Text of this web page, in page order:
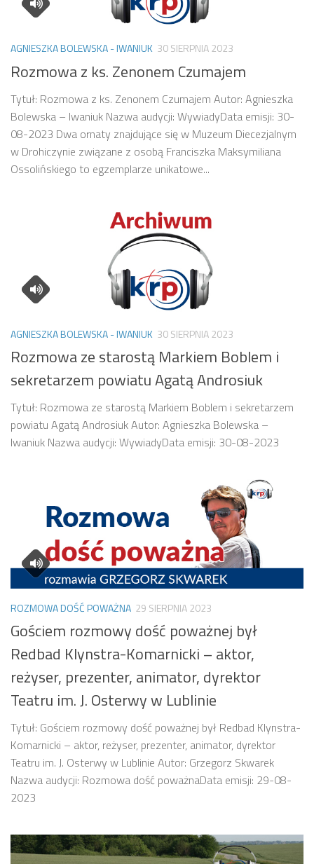
AGNIESZKA BOLEWSKA - IWANIUK 30 SIERPNIA 2023
Rozmowa z ks. Zenonem Czumajem
Tytuł: Rozmowa z ks. Zenonem Czumajem Autor: Agnieszka
Bolewska – Iwaniuk Nazwa audycji: WywiadyData emisji: 30-
08-2023 Dwa ornaty znajdujące się w Muzeum Diecezjalnym
w Drohiczynie związane z osobą Franciszka Maksymiliana
Ossolińskiego to egzemplarze unikatowe...
AGNIESZKA BOLEWSKA - IWANIUK 30 SIERPNIA 2023
Rozmowa ze starostą Markiem Boblem i
sekretarzem powiatu Agatą Androsiuk
Tytuł: Rozmowa ze starostą Markiem Boblem i sekretarzem
powiatu Agatą Androsiuk Autor: Agnieszka Bolewska –
Iwaniuk Nazwa audycji: WywiadyData emisji: 30-08-2023
ROZMOWA DOŚĆ POWAŻNA 29 SIERPNIA 2023
Gościem rozmowy dość poważnej był
Redbad Klynstra-Komarnicki – aktor,
reżyser, prezenter, animator, dyrektor
Teatru im. J. Osterwy w Lublinie
Tytuł: Gościem rozmowy dość poważnej był Redbad Klynstra-
Komarnicki – aktor, reżyser, prezenter, animator, dyrektor
Teatru im. J. Osterwy w Lublinie Autor: Grzegorz Skwarek
Nazwa audycji: Rozmowa dość poważnaData emisji: 29-08-
2023